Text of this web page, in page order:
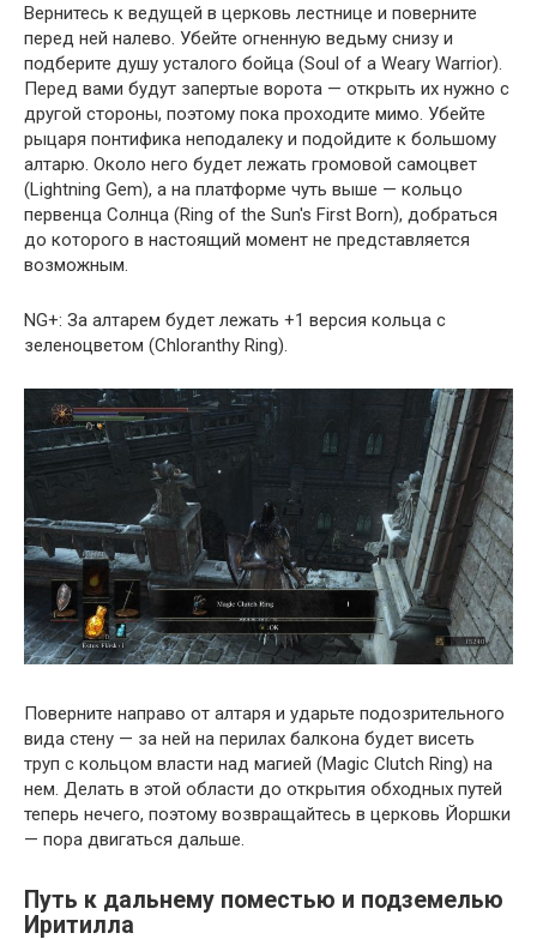
Вернитесь к ведущей в церковь лестнице и поверните
перед ней налево. Убейте огненную ведьму снизу и
подберите душу усталого бойца (Soul of a Weary Warrior).
Перед вами будут запертые ворота — открыть их нужно с
другой стороны, поэтому пока проходите мимо. Убейте
рыцаря понтифика неподалеку и подойдите к большому
алтарю. Около него будет лежать громовой самоцвет
(Lightning Gem), а на платформе чуть выше — кольцо
первенца Солнца (Ring of the Sun's First Born), добраться
до которого в настоящий момент не представляется
возможным.
NG+: За алтарем будет лежать +1 версия кольца с
зеленоцветом (Chloranthy Ring).
Поверните направо от алтаря и ударьте подозрительного
вида стену — за ней на перилах балкона будет висеть
труп с кольцом власти над магией (Magic Clutch Ring) на
нем. Делать в этой области до открытия обходных путей
теперь нечего, поэтому возвращайтесь в церковь Йоршки
— пора двигаться дальше.
Путь к дальнему поместью и подземелью
Иритилла